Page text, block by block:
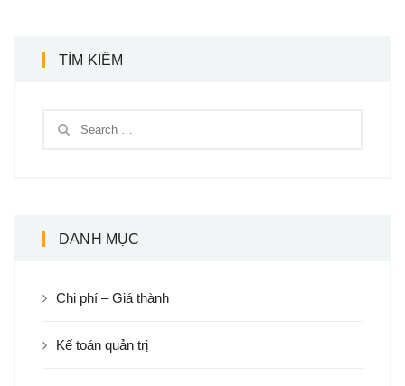
TÌM KIẾM
DANH MỤC
Chi phí – Giá thành
Kế toán quản trị